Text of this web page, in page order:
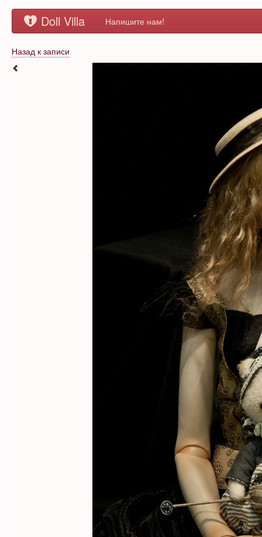
Doll Villa Напишите нам!
Назад к записи